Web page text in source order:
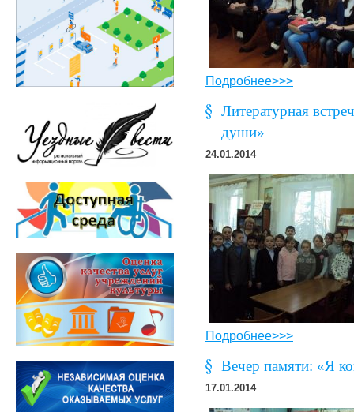
Подробнее>>>
Литературная
души»
24.01.2014
Подробнее>>>
Вечер памяти: «Я
17.01.2014